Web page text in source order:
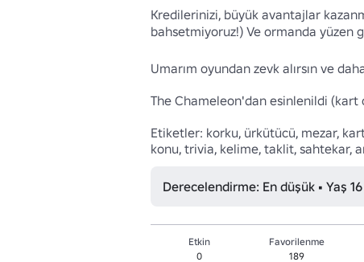
Kredilerinizi, büyük avantajlar
bahsetmiyoruz!) Ve ormanda yüzen
Umarım oyundan zevk alırsın ve
The Chameleon'dan esinlenildi (kart
Etiketler: korku, ürkütücü, mezar,
konu, trivia, kelime, taklit, sahtekar,
Derecelendirme: En düşük • Yaş
Etkin
0
Favorilenme
189